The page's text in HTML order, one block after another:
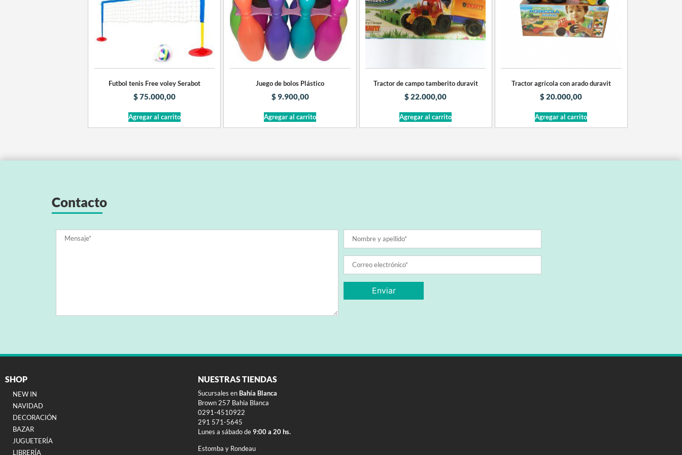
Futbol tenis Free voley Serabot
$75.000,00
Agregar al carrito
Juego de bolos Plástico
$9.900,00
Agregar al carrito
Tractor de campo tamberito duravit
$22.000,00
Agregar al carrito
Tractor agrícola con arado duravit
$20.000,00
Agregar al carrito
Contacto
SHOP
NEW IN
NAVIDAD
DECORACIÓN
BAZAR
JUGUETERÍA
LIBRERÍA
NUESTRAS TIENDAS
Sucursales en Bahía Blanca
Brown 257 Bahia Blanca
0291-4510922
291 571-5645
Lunes a sábado de 9:00 a 20 hs.
Estomba y Rondeau